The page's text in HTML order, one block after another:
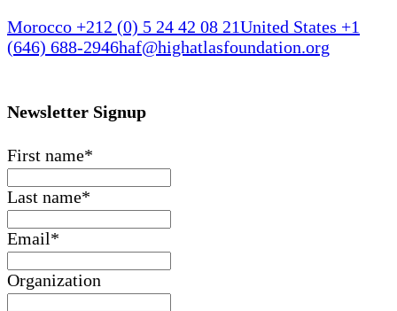
Morocco +212 (0) 5 24 42 08 21United States +1
(646) 688-2946haf@highatlasfoundation.org
Newsletter Signup
First name*
Last name*
Email*
Organization